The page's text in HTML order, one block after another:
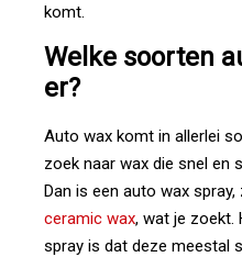
komt.
Welke soorten
er?
Auto wax komt in allerlei
zoek naar wax die snel en
Dan is een auto wax spray,
ceramic wax, wat je zoekt.
spray is dat deze meestal